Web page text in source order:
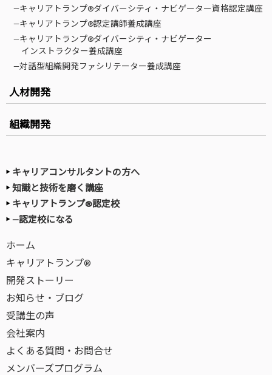
—キャリアトランプ®ダイバーシティ・ナビゲーター資格認定講座
—キャリアトランプ®認定講師養成講座
—キャリアトランプ®ダイバーシティ・ナビゲーター
インストラクター養成講座
—対話型組織開発ファシリテーター養成講座
人材開発
組織開発
キャリアコンサルタントの方へ
知識と技術を磨く講座
キャリアトランプ®認定校
—認定校になる
ホーム
キャリアトランプ®
開発ストーリー
お知らせ・ブログ
受講生の声
会社案内
よくある質問・お問合せ
メンバーズプログラム